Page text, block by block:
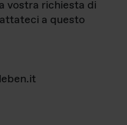
vostra richiesta di
a questo